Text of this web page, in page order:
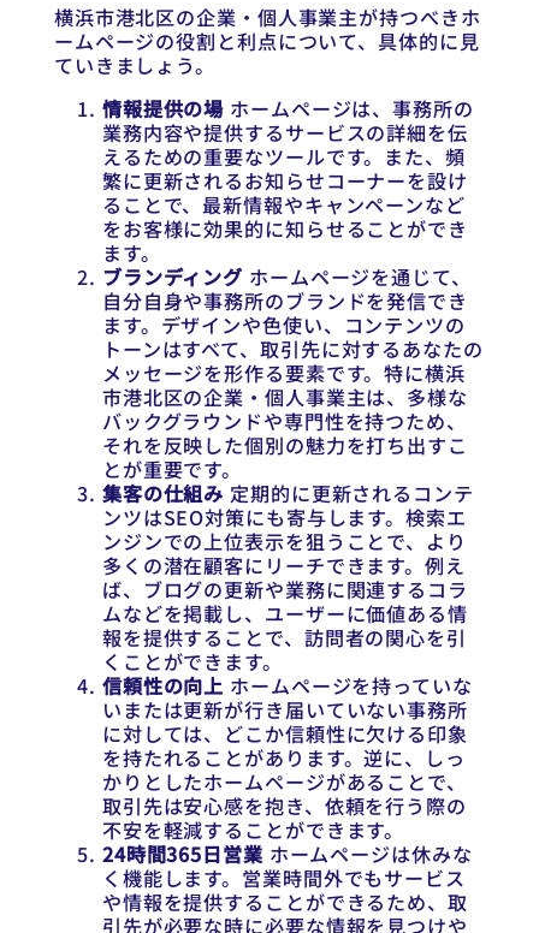
横浜市港北区の企業・個人事業主が持つべきホ
ームページの役割と利点について、具体的に見
ていきましょう。
情報提供の場 ホームページは、事務所の
業務内容や提供するサービスの詳細を伝
えるための重要なツールです。また、頻
繁に更新されるお知らせコーナーを設け
ることで、最新情報やキャンペーンなど
をお客様に効果的に知らせることができ
ます。
ブランディング ホームページを通じて、
自分自身や事務所のブランドを発信でき
ます。デザインや色使い、コンテンツの
トーンはすべて、取引先に対するあなたの
メッセージを形作る要素です。特に横浜
市港北区の企業・個人事業主は、多様な
バックグラウンドや専門性を持つため、
それを反映した個別の魅力を打ち出すこ
とが重要です。
集客の仕組み 定期的に更新されるコンテ
ンツはSEO対策にも寄与します。検索エ
ンジンでの上位表示を狙うことで、より
多くの潜在顧客にリーチできます。例え
ば、ブログの更新や業務に関連するコラ
ムなどを掲載し、ユーザーに価値ある情
報を提供することで、訪問者の関心を引
くことができます。
信頼性の向上 ホームページを持っていな
いまたは更新が行き届いていない事務所
に対しては、どこか信頼性に欠ける印象
を持たれることがあります。逆に、しっ
かりとしたホームページがあることで、
取引先は安心感を抱き、依頼を行う際の
不安を軽減することができます。
24時間365日営業ホームページは休みな
く機能します。営業時間外でもサービス
や情報を提供することができるため、取
引先が必要な時に必要な情報を見つけや